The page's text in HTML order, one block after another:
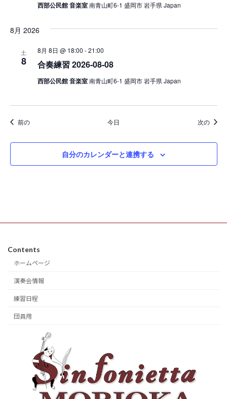
西部公民館 音楽室南青山町6-1 盛岡市 岩手県 Japan
8月 2026
土
8 合奏練習 2026-08-08
8月 8日 @ 18:00 -21:00
西部公民館 音楽室南青山町6-1 盛岡市 岩手県 Japan
前のイベント 今日 次のイベ
自分のカレンダーと連携する
Contents
ホームページ
演奏会情報
練習日程
団員用